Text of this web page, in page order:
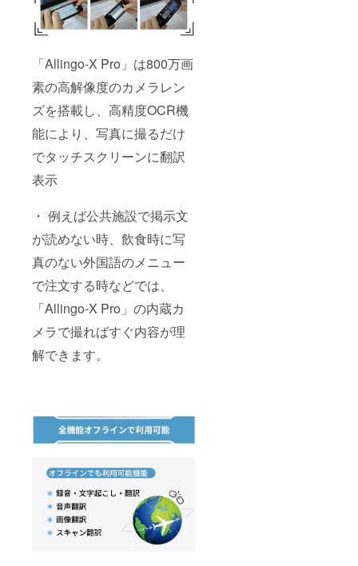
「Allingo-X Pro」は800万画
素の高解像度のカメラレン
ズを搭載し、高精度OCR機
能により、写真に撮るだけ
でタッチスクリーンに翻訳
表示
・ 例えば公共施設で掲示文
が読めない時、飲食時に写
真のない外国語のメニュー
で注文する時などでは、
「Allingo-X Pro」の内蔵カ
メラで撮ればすぐ内容が理
解できます。